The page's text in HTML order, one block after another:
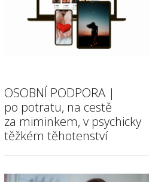
OSOBNÍ PODPORA |
po potratu, na cestě
za miminkem, v psychicky
těžkém těhotenství